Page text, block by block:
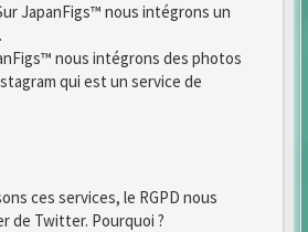
JapanFigs™ nous intégrons un
nous intégrons des photos
qui est un service de
ces services, le RGPD nous
de Twitter. Pourquoi ?